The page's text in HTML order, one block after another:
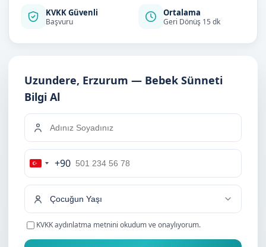
KVKK Güvenli
Başvuru
Ortalama
Geri Dönüş 15 dk
Uzundere, Erzurum — Bebek Sünneti
Bilgi Al
Turkey
+90
+90
KVKK aydınlatma metnini okudum ve onaylıyorum.